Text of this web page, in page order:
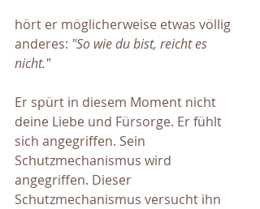
hört er möglicherweise etwas völlig
anderes: "So wie du bist, reicht es
nicht."
Er spürt in diesem Moment nicht
deine Liebe und Fürsorge. Er fühlt
sich angegriffen. Sein
Schutzmechanismus wird
angegriffen. Dieser
Schutzmechanismus versucht ihn